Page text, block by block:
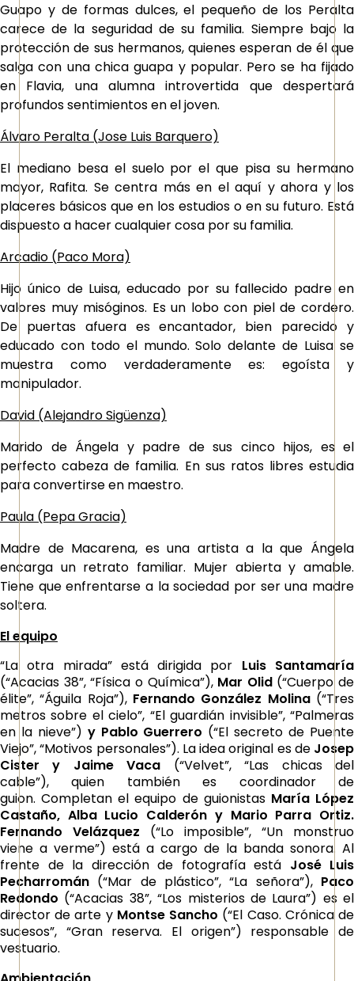
Guapo y de formas dulces, el pequeño de los Peralta
carece de la seguridad de su familia. Siempre bajo la
protección de sus hermanos, quienes esperan de él que
salga con una chica guapa y popular. Pero se ha fijado
en Flavia, una alumna introvertida que despertará
profundos sentimientos en el joven.
Álvaro Peralta (Jose Luis Barquero)
El mediano besa el suelo por el que pisa su hermano
mayor, Rafita. Se centra más en el aquí y ahora y los
placeres básicos que en los estudios o en su futuro. Está
dispuesto a hacer cualquier cosa por su familia.
Arcadio (Paco Mora)
Hijo único de Luisa, educado por su fallecido padre en
valores muy misóginos. Es un lobo con piel de cordero.
De puertas afuera es encantador, bien parecido y
educado con todo el mundo. Solo delante de Luisa se
muestra como verdaderamente es: egoísta y
manipulador.
David (Alejandro Sigüenza)
Marido de Ángela y padre de sus cinco hijos, es el
perfecto cabeza de familia. En sus ratos libres estudia
para convertirse en maestro.
Paula (Pepa Gracia)
Madre de Macarena, es una artista a la que Ángela
encarga un retrato familiar. Mujer abierta y amable.
Tiene que enfrentarse a la sociedad por ser una madre
soltera.
El equipo
“La otra mirada” está dirigida por Luis Santamaría
(“Acacias 38”, “Física o Química”),Mar Olid (“Cuerpo de
élite”, “Águila Roja”),Fernando González Molina (“Tres
metros sobre el cielo”, “El guardián invisible”, “Palmeras
en la nieve”) y Pablo Guerrero (“El secreto de Puente
Viejo”, “Motivos personales”). La idea original es de Josep
Cister y Jaime Vaca (“Velvet”, “Las chicas del
cable”), quien también es coordinador de
guion. Completan el equipo de guionistas María López
Castaño, Alba Lucio Calderón y Mario Parra Ortiz.
Fernando Velázquez (“Lo imposible”, “Un monstruo
viene a verme”) está a cargo de la banda sonora. Al
frente de la dirección de fotografía está José Luis
Pecharromán (“Mar de plástico”, “La señora”), Paco
Redondo (“Acacias 38”, “Los misterios de Laura”) es el
director de arte y Montse Sancho (“El Caso. Crónica de
sucesos”, “Gran reserva. El origen”) responsable de
vestuario.